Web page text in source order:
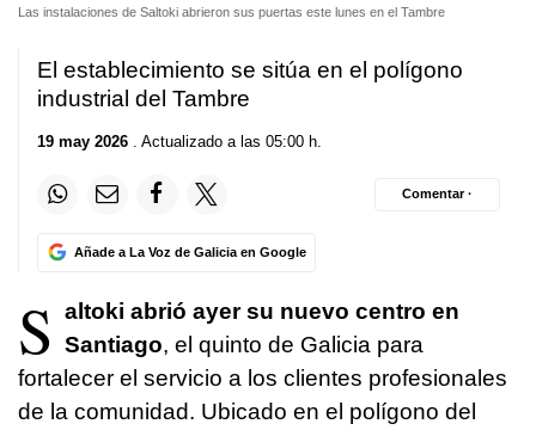
Las instalaciones de Saltoki abrieron sus puertas este lunes en el Tambre
El establecimiento se sitúa en el polígono
industrial del Tambre
19 may 2026 . Actualizado a las 05:00 h.
Añade a La Voz de Galicia en Google
Comentar ·
S
altoki abrió ayer su nuevo centro en
Santiago, el quinto de Galicia para
fortalecer el servicio a los clientes profesionales
de la comunidad. Ubicado en el polígono del